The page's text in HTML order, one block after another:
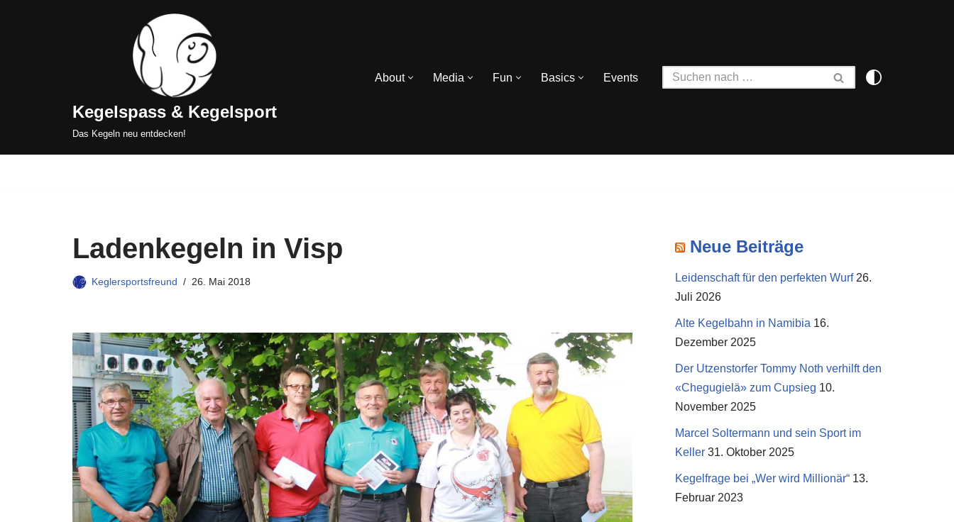
Kegelspass & Kegelsport
Das Kegeln neu entdecken!
About Media Fun Basics Events
Ladenkegeln in Visp
Keglersportsfreund 26. Mai 2018
Neue Beiträge
Leidenschaft für den perfekten Wurf 26.
Juli 2026
Alte Kegelbahn in Namibia 16.
Dezember 2025
Der Utzenstorfer Tommy Noth verhilft den
«Chegugielä» zum Cupsieg 10.
November 2025
Marcel Soltermann und sein Sport im
Keller 31. Oktober 2025
Kegelfrage bei „Wer wird Millionär“ 13.
Februar 2023